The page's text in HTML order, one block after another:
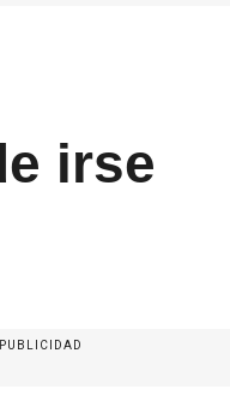
irse
PUBLICIDAD